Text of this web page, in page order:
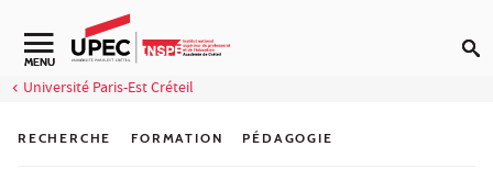
Aller au contenu
Navigation secondaire
MENU
Université Paris-Est Créteil
RECHERCHE FORMATION PÉDAGOGIE